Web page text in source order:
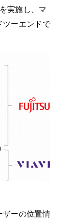
実施し、マ
ツーエンドで
ザーの位置情